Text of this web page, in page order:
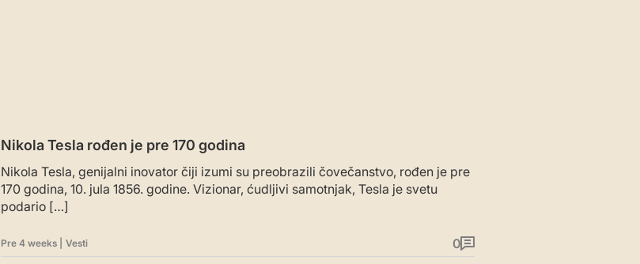
Nikola Tesla rođen je pre 170 godina
Nikola Tesla, genijalni inovator čiji izumi su preobrazili čovečanstvo, rođen je pre
170 godina, 10. jula 1856. godine. Vizionar, ćudljivi samotnjak, Tesla je svetu
podario […]
Pre 4 weeks Vesti 0